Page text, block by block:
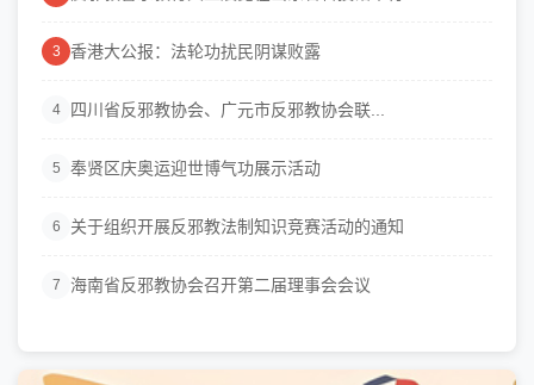
3 香港大公报：法轮功扰民阴谋败露
4 四川省反邪教协会、广元市反邪教协会联...
5 奉贤区庆奥运迎世博气功展示活动
6 关于组织开展反邪教法制知识竞赛活动的通知
7 海南省反邪教协会召开第二届理事会会议